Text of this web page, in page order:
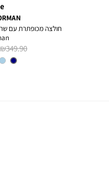
מחיר
רגיל
349.90 ₪